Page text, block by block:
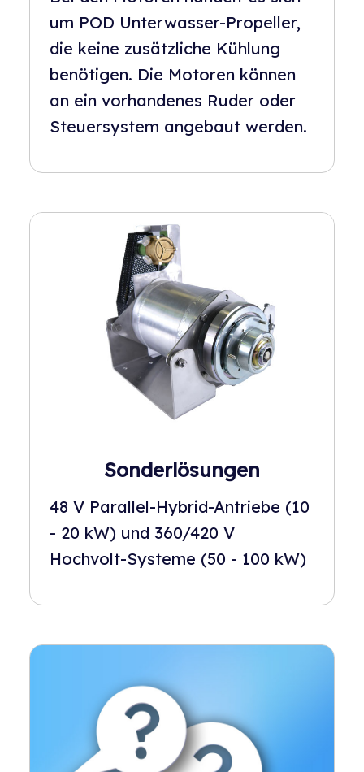
um POD Unterwasser-Propeller,
die keine zusätzliche Kühlung
benötigen. Die Motoren können
an ein vorhandenes Ruder oder
Steuersystem angebaut werden.
Sonderlösungen
48 V Parallel-Hybrid-Antriebe (10
- 20 kW) und 360/420 V
Hochvolt-Systeme (50 - 100 kW)